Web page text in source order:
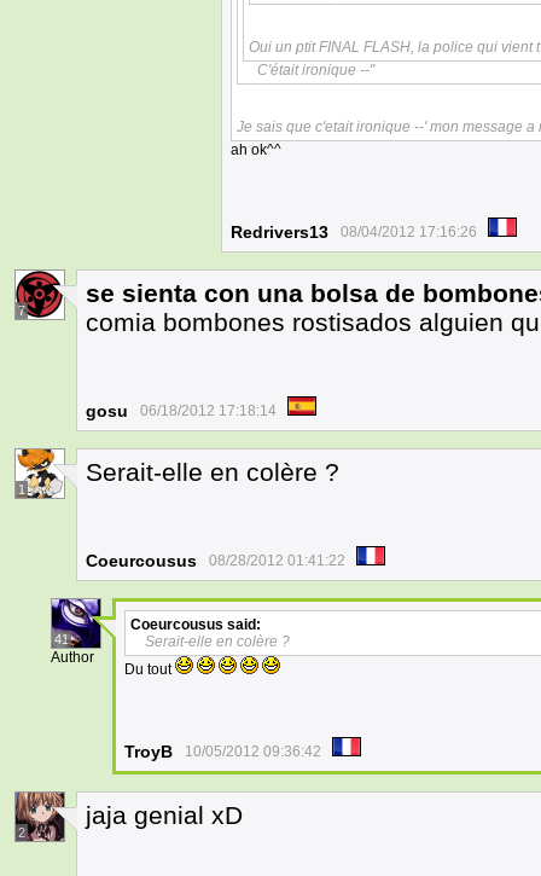
Oui un ptit FINAL FLASH, la police qui vient
C'était ironique --"
Je sais que c'etait ironique --' mon message
ah ok^^
Redrivers13 08/04/2012 17:16:26
7
se sienta con una bolsa de
comia bombones rostisados alguien
gosu 06/18/2012 17:18:14
1
Serait-elle en colère ?
Coeurcousus 08/28/2012 01:41:22
41
Author
Coeurcousus said:
Serait-elle en colère ?
Du tout
TroyB 10/05/2012 09:36:42
2
jaja genial xD